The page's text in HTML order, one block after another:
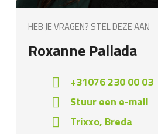
HEB JE VRAGEN? STEL DEZE AAN
Roxanne Pallada
+31076 230 00 03
Stuur een e-mail
Trixxo, Breda